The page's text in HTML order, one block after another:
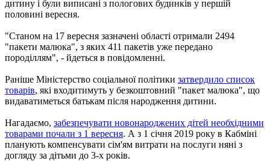
дитину і були виписані з пологових будинків у першій
половині вересня.
"Станом на 17 вересня зазначені області отримали 2494
"пакети малюка", з яких 411 пакетів уже передано
породіллям", - йдеться в повідомленні.
Раніше Міністерство соціальної політики затвердило список
товарів, які входитимуть у безкоштовний "пакет малюка", що
видаватиметься батькам після народження дитини.
Нагадаємо, забезпечувати новонароджених дітей необхідними
товарами почали з 1 вересня. А з 1 січня 2019 року в Кабміні
планують компенсувати сім'ям витрати на послуги няні з
догляду за дітьми до 3-х років.